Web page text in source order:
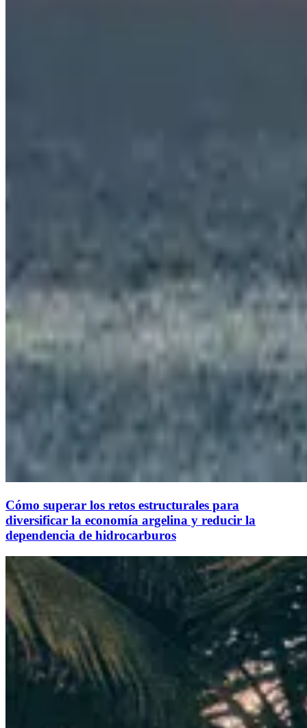
Cómo superar los retos estructurales para
diversificar la economía argelina y reducir la
dependencia de hidrocarburos